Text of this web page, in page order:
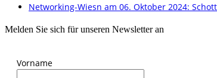
Networking-Wiesn am 06. Oktober 2024:
Melden Sie sich für unseren Newsletter an
Vorname